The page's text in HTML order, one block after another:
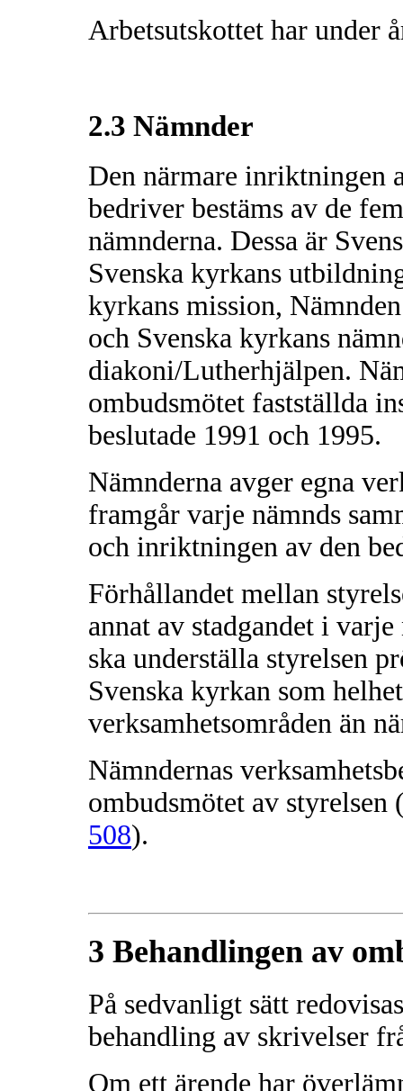
Arbetsutskottet har under
2.3 Nämnder
Den närmare inriktningen
bedriver bestäms av de
nämnderna. Dessa är
Svenska kyrkans
kyrkans mission,
och Svenska kyrkans
diakoni/Lutherhjälpen.
ombudsmötet fastställda
beslutade 1991 och 1995.
Nämnderna avger egna
framgår varje nämnds
och inriktningen av den
Förhållandet mellan
annat av stadgandet i
ska underställa styrelsen
Svenska kyrkan som
verksamhetsområden än
Nämndernas
ombudsmötet av styrelsen
508).
3 Behandlingen av
På sedvanligt sätt
behandling av skrivelser
Om ett ärende har